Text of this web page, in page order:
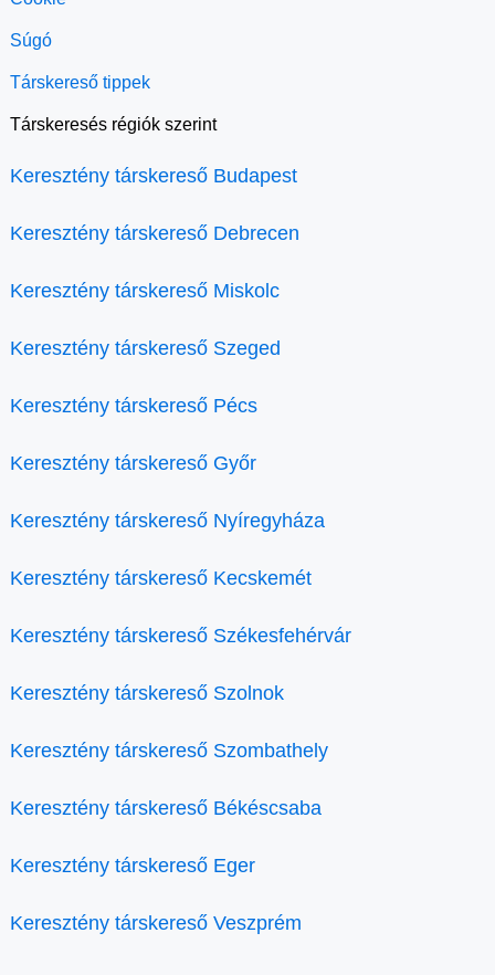
Súgó
Társkereső tippek
Társkeresés régiók szerint
Keresztény társkereső Budapest
Keresztény társkereső Debrecen
Keresztény társkereső Miskolc
Keresztény társkereső Szeged
Keresztény társkereső Pécs
Keresztény társkereső Győr
Keresztény társkereső Nyíregyháza
Keresztény társkereső Kecskemét
Keresztény társkereső Székesfehérvár
Keresztény társkereső Szolnok
Keresztény társkereső Szombathely
Keresztény társkereső Békéscsaba
Keresztény társkereső Eger
Keresztény társkereső Veszprém